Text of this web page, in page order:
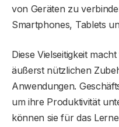
von Geräten zu
Smartphones, Tablets
Diese Vielseitigkeit
äußerst nützlichen
Anwendungen.
um ihre Produktivität
können sie für das